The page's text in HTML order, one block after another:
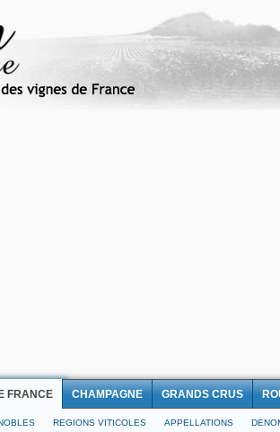
FRANCE CHAMPAGNE GRANDS CRUS
REGIONS VITICOLES APPELLATIONS